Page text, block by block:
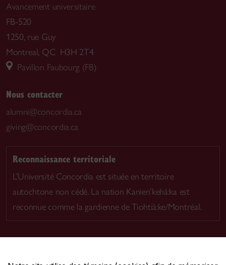
Avancement universitaire
FB-520
1250, rue Guy
Montreal, QC H3H 2T4
Pavillon Faubourg (FB)
Nous contacter
alumni@concordia.ca
giving@concordia.ca
Reconnaissance territoriale
L’Université Concordia est située en territoire
autochtone non cédé. La nation Kanien’kehá:ka est
reconnue comme la gardienne de Tiohtià:ke/Montréal.